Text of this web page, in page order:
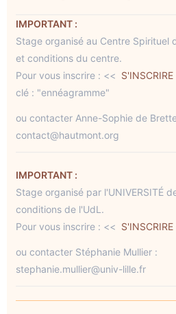
IMPORTANT :
Stage organisé au Centre Spirituel
et conditions du centre.
Pour vous inscrire : << S'INSCRIRE
clé : "ennéagramme"
ou contacter Anne-Sophie de
contact@hautmont.org
IMPORTANT :
Stage organisé par l'UNIVERSITÉ
conditions de l'UdL.
Pour vous inscrire : << S'INSCRIRE
ou contacter Stéphanie Mullier :
stephanie.mullier@univ-lille.fr